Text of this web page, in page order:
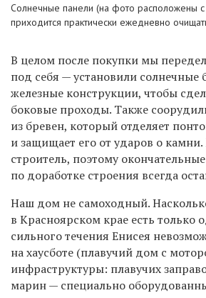
Солнечные панели (на фото расположены
приходится практически ежедневно
В целом после покупки мы
под себя — установили солнечные
железные конструкции, чтобы
боковые проходы. Также
из бревен, который отделяет
и защищает его от ударов о
строитель, поэтому
по доработке строения всегда
Наш дом не самоходный.
в Красноярском крае есть только
сильного течения Енисея
на хаусботе (плавучий дом с
инфраструктуры: плавучих
марин — специально